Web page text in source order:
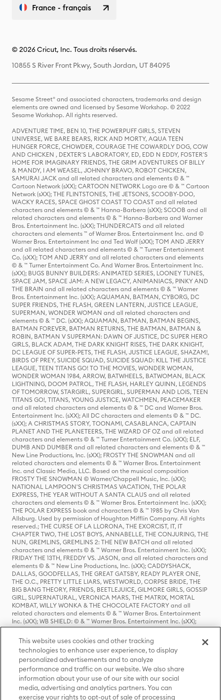
France - français
© 2026 Cricut, Inc. Tous droits réservés.
10855 S River Front Pkwy, South Jordan, UT 84095
Sesame Street® and associated characters, trademarks and design
elements are owned and licensed by Sesame Workshop. © 2022
Sesame Workshop. All rights reserved.
ADVENTURE TIME, BEN 10, THE POWERPUFF GIRLS, STEVEN
UNIVERSE, WE BARE BEARS, RICK AND MORTY, AQUA TEEN
HUNGER FORCE, CHOWDER, COURAGE THE COWARDLY DOG, COW
AND CHICKEN , DEXTER'S LABORATORY, ED, EDD N EDDY, FOSTER'S
HOME FOR IMAGINARY FRIENDS, THE GRIM ADVENTURES OF BILLY
& MANDY, I AM WEASEL, JOHNNY BRAVO, ROBOT CHICKEN,
SAMURAI JACK and all related characters and elements © & ™
Cartoon Network (sXX); CARTOON NETWORK Logo are © & ™ Cartoon
Network (sXX); THE FLINTSTONES, THE JETSONS, SCOOBY-DOO,
WACKY RACES, SPACE GHOST COAST TO COAST and all related
characters and elements © & ™ Hanna-Barbera (sXX); SCOOB and all
related characters and elements © & ™ Hanna-Barbera and Warner
Bros. Entertainment Inc. (sXX); THUNDERCATS and all related
characters and elements ™ of Warner Bros. Entertainment Inc. and ©
Warner Bros. Entertainment Inc and Ted Wolf (sXX); TOM AND JERRY
and all related characters and elements © & ™ Turner Entertainment
Co. (sXX); TOM AND JERRY and all related characters and elements
© & ™ Turner Entertainment Co. And Warner Bros. Entertainment Inc.
(sXX); BUGS BUNNY BUILDERS: ANIMATED SERIES, LOONEY TUNES,
SPACE JAM, SPACE JAM: A NEW LEGACY, ANIMANIACS, PINKY AND
THE BRAIN and all related characters and elements © & ™ Warner
Bros. Entertainment Inc. (sXX); AQUAMAN, BATMAN, CYBORG, DC
SUPER FRIENDS, THE FLASH, GREEN LANTERN, JUSTICE LEAGUE,
SUPERMAN, WONDER WOMAN and all related characters and
elements © & ™ DC. (sXX); AQUAMAN, BATMAN, BATMAN BEGINS,
BATMAN FOREVER, BATMAN RETURNS, THE BATMAN, BATMAN &
ROBIN, BATMAN V SUPERMAN: DAWN OF JUSTICE, DC SUPER HERO
GIRLS, BLACK ADAM, THE DARK KNIGHT RISES, THE DARK KNIGHT,
DC LEAGUE OF SUPER-PETS, THE FLASH, JUSTICE LEAGUE, SHAZAM!,
BIRDS OF PREY, SUICIDE SQUAD, SUICIDE SQUAD: KILL THE JUSTICE
LEAGUE, TEEN TITANS GO! TO THE MOVIES, WONDER WOMAN,
WONDER WOMAN 1984, ARROW, BATWHEELS, BATWOMAN, BLACK
LIGHTNING, DOOM PATROL, THE FLASH, HARLEY QUINN, LEGENDS
OF TOMORROW, STARGIRL, SUPERGIRL, SUPERMAN AND LOIS, TEEN
TITANS GO!, TITANS, YOUNG JUSTICE, WATCHMEN, PEACEMAKER
and all related characters and elements © & ™ DC and Warner Bros.
Entertainment Inc. (sXX); All DC characters and elements © & ™ DC.
(sXX); A CHRISTMAS STORY, TOONAMI, CASABLANCA, CAPTAIN
PLANET AND THE PLANETEERS, THE WIZARD OF OZ and all related
characters and elements © & ™ Turner Entertainment Co. (sXX); ELF,
DUMB AND DUMBER and all related characters and elements © & ™
New Line Productions, Inc. (sXX); FROSTY THE SNOWMAN and all
related characters and elements © & ™ Warner Bros. Entertainment
Inc. and Classic Media, LLC. Based on the musical composition
FROSTY THE SNOWMAN © Warner/Chappell Music, Inc. (sXX);
NATIONAL LAMPOON'S CHRISTMAS VACATION, THE POLAR
EXPRESS, THE YEAR WITHOUT A SANTA CLAUS and all related
characters and elements © & ™ Warner Bros. Entertainment Inc. (sXX);
THE POLAR EXPRESS book and characters © & ™ 1985 by Chris Van
Allsburg. Used by permission of Houghton Mifflin Company. All rights
reserved.; THE CURSE OF LA LLORONA, THE EXORCIST, IT, IT
CHAPTER TWO, THE LOST BOYS, ANNABELLE, THE CONJURING, THE
NUN, GREMLINS, GREMLINS 2: THE NEW BATCH and all related
characters and elements © & ™ Warner Bros. Entertainment Inc. (sXX);
FRIDAY THE 13TH, FREDDY VS. JASON, and all related characters and
elements © & ™ New Line Productions, Inc. (sXX); CADDYSHACK,
DALLAS, GOODFELLAS, THE GREAT GATSBY, READY PLAYER ONE,
THE O.C., PRETTY LITTLE LIARS, WESTWORLD, CORPSE BRIDE, THE
BIG BANG THEORY, FRIENDS, BEETLEJUICE, GILMORE GIRLS, GOSSIP
GIRL, SUPERNATURAL, VERONICA MARS, THE MATRIX, MORTAL
KOMBAT, WILLY WONKA & THE CHOCOLATE FACTORY and all
related characters and elements © & ™ Warner Bros. Entertainment
Inc. (sXX); WB SHIELD: © & ™ Warner Bros. Entertainment Inc. (sXX);
HOUSE OF THE DRAGON, GAME OF THRONES, and all related
characters and elements © & ™ Home Box Office, Inc. (sXX); CHILLING
ADVENTURES OF SABRINA, RIVERDALE © & ™ Warner Bros.
Entertainment Inc. Archie Comics and all related characters and
elements © & ™ Archie Comic Publications, Inc. Used with permission.
(sXX); SEINFELD and all related characters and elements © & ™ Castle
Rock Entertainment. (sXX); TED LASSO © & ™ Warner Bros.
Entertainment Inc. & Universal Television LLC (sXX); THE HOBBIT: AN
UNEXPECTED JOURNEY, THE HOBBIT: THE DESOLATION OF SMAUG,
This website uses cookies and other tracking
technologies to enhance user experience, to display
personalized advertisements and to analyze
performance and traffic on our website. We also share
information about your use of our site with our social
media, advertising and analytics partners. You can
exercise your rights to opt-out of sale of processing